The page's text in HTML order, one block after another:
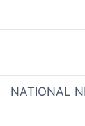
NATIONAL